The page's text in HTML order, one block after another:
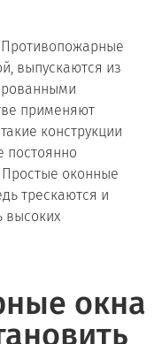
выпускаются из
применяют
конструкции
постоянно
оконные
трескаются и
высоких
окна